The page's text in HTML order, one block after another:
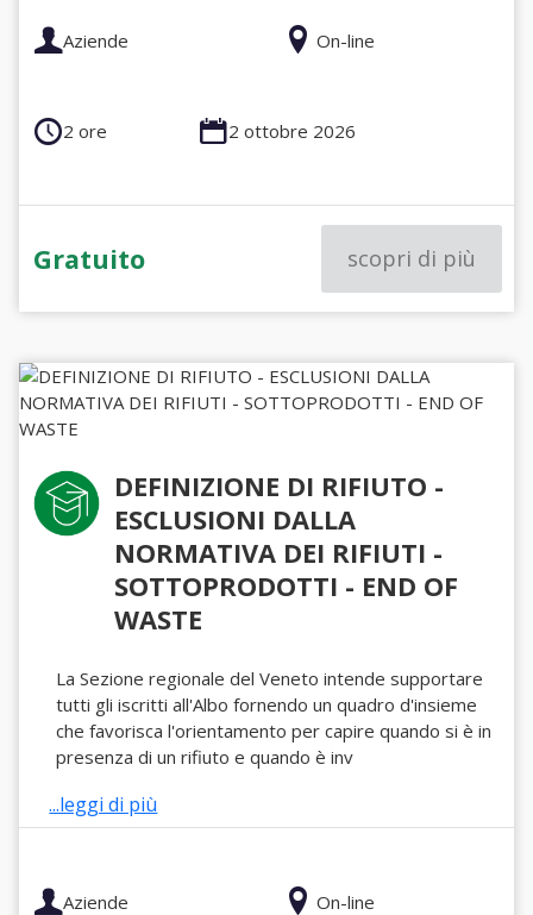
Aziende On-line
2 ore 2 ottobre 2026
Gratuito scopri di più
DEFINIZIONE DI RIFIUTO -
ESCLUSIONI DALLA
NORMATIVA DEI RIFIUTI -
SOTTOPRODOTTI - END OF
WASTE
La Sezione regionale del Veneto intende supportare
tutti gli iscritti all'Albo fornendo un quadro d'insieme
che favorisca l'orientamento per capire quando si è in
presenza di un rifiuto e quando è inv
...leggi di più
Aziende On-line